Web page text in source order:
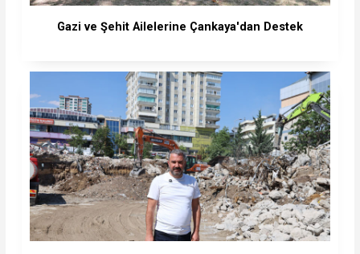
Gazi ve Şehit Ailelerine Çankaya'dan Destek